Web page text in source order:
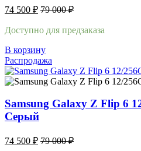
74 500 ₽ 79 000₽
Доступно для предзаказа
В корзину
Распродажа
Samsung Galaxy Z Flip 6
Серый
74 500 ₽ 79 000₽